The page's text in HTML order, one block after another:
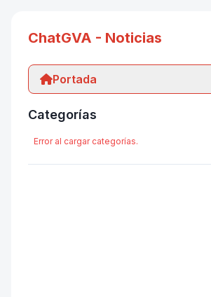
ChatGVA - Noticias
Portada
Categorías
Error al cargar categorías.